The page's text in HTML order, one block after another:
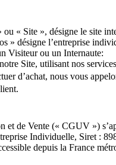
ou « Site », désigne le site
» désigne l’entreprise
Visiteur ou un Internaute:
Site, utilisant nos
d’achat, nous vous
et de Vente (« CGUV »)
Individuelle, Siret :
depuis la France